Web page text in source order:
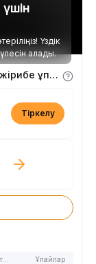
үшін
Үздік
үлесін алады.
Тапсырмаларды орындау арқылы тәжірибе ұпайларын алыңыз
Тіркелу
Ұпайлар